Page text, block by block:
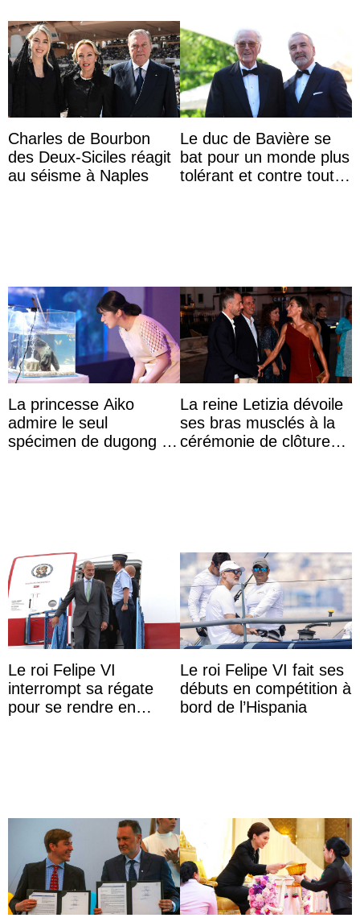
Charles de Bourbon
des Deux-Siciles réagit
au séisme à Naples
Le duc de Bavière se
bat pour un monde plus
tolérant et contre toute
La princesse Aiko
admire le seul
spécimen de dugong en
La reine Letizia dévoile
ses bras musclés à la
cérémonie de clôture
Le roi Felipe VI
interrompt sa régate
pour se rendre en
Le roi Felipe VI fait ses
débuts en compétition à
bord de l’Hispania